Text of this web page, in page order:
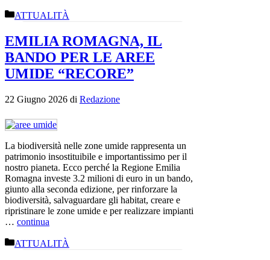
Categorie
ATTUALITÀ
EMILIA ROMAGNA, IL
BANDO PER LE AREE
UMIDE “RECORE”
22 Giugno 2026 di Redazione
La biodiversità nelle zone umide rappresenta un
patrimonio insostituibile e importantissimo per il
nostro pianeta. Ecco perché la Regione Emilia
Romagna investe 3.2 milioni di euro in un bando,
giunto alla seconda edizione, per rinforzare la
biodiversità, salvaguardare gli habitat, creare e
ripristinare le zone umide e per realizzare impianti
… continua
Categorie
ATTUALITÀ